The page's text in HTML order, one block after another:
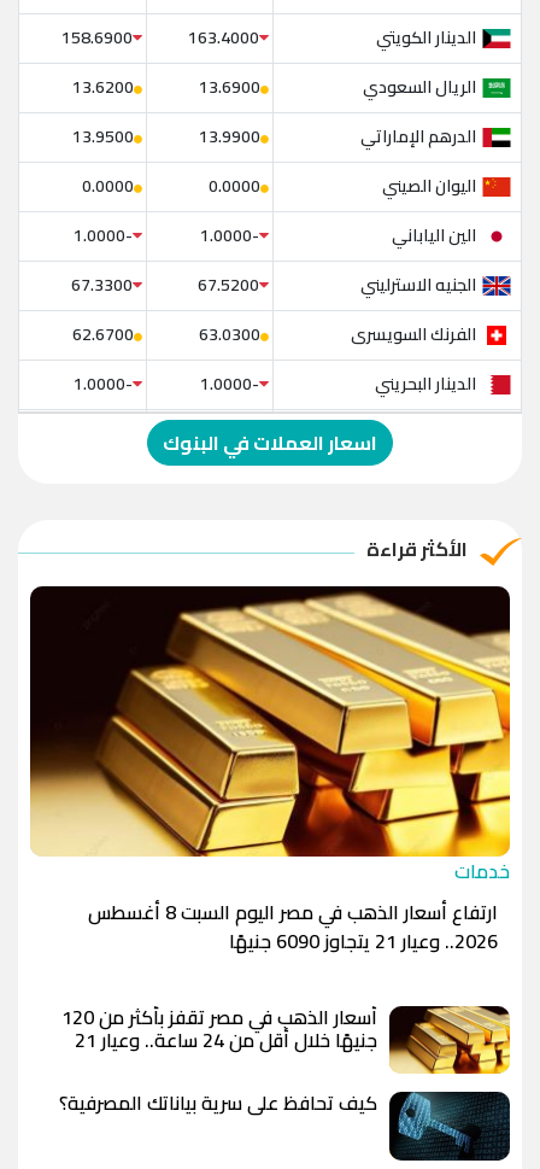
الدينار الكويتي
163.4000
158.6900
الريال السعودي
13.6900
13.6200
الدرهم الإماراتي
13.9900
13.9500
اليوان الصيني
0.0000
0.0000
الين الياباني
-1.0000
-1.0000
الجنيه الاسترليني
67.5200
67.3300
الفرنك السويسرى
63.0300
62.6700
الدينار البحريني
-1.0000
-1.0000
الدولار الإسترالي
-1.0000
الريال القطري
الدينار الأردني
-1.0000
-1.0000
اسعار العملات في البنوك
الأكثر قراءة
خدمات
ارتفاع أسعار الذهب في مصر اليوم السبت 8 أغسطس
2026.. وعيار 21 يتجاوز 6090 جنيهًا
أسعار الذهب في مصر تقفز بأكثر من 120
جنيهًا خلال أقل من 24 ساعة.. وعيار 21
يسجل 6100 جنيه وسط توقعات بوصول
الأوقية إلى 5000 دولار
كيف تحافظ على سرية بياناتك المصرفية؟